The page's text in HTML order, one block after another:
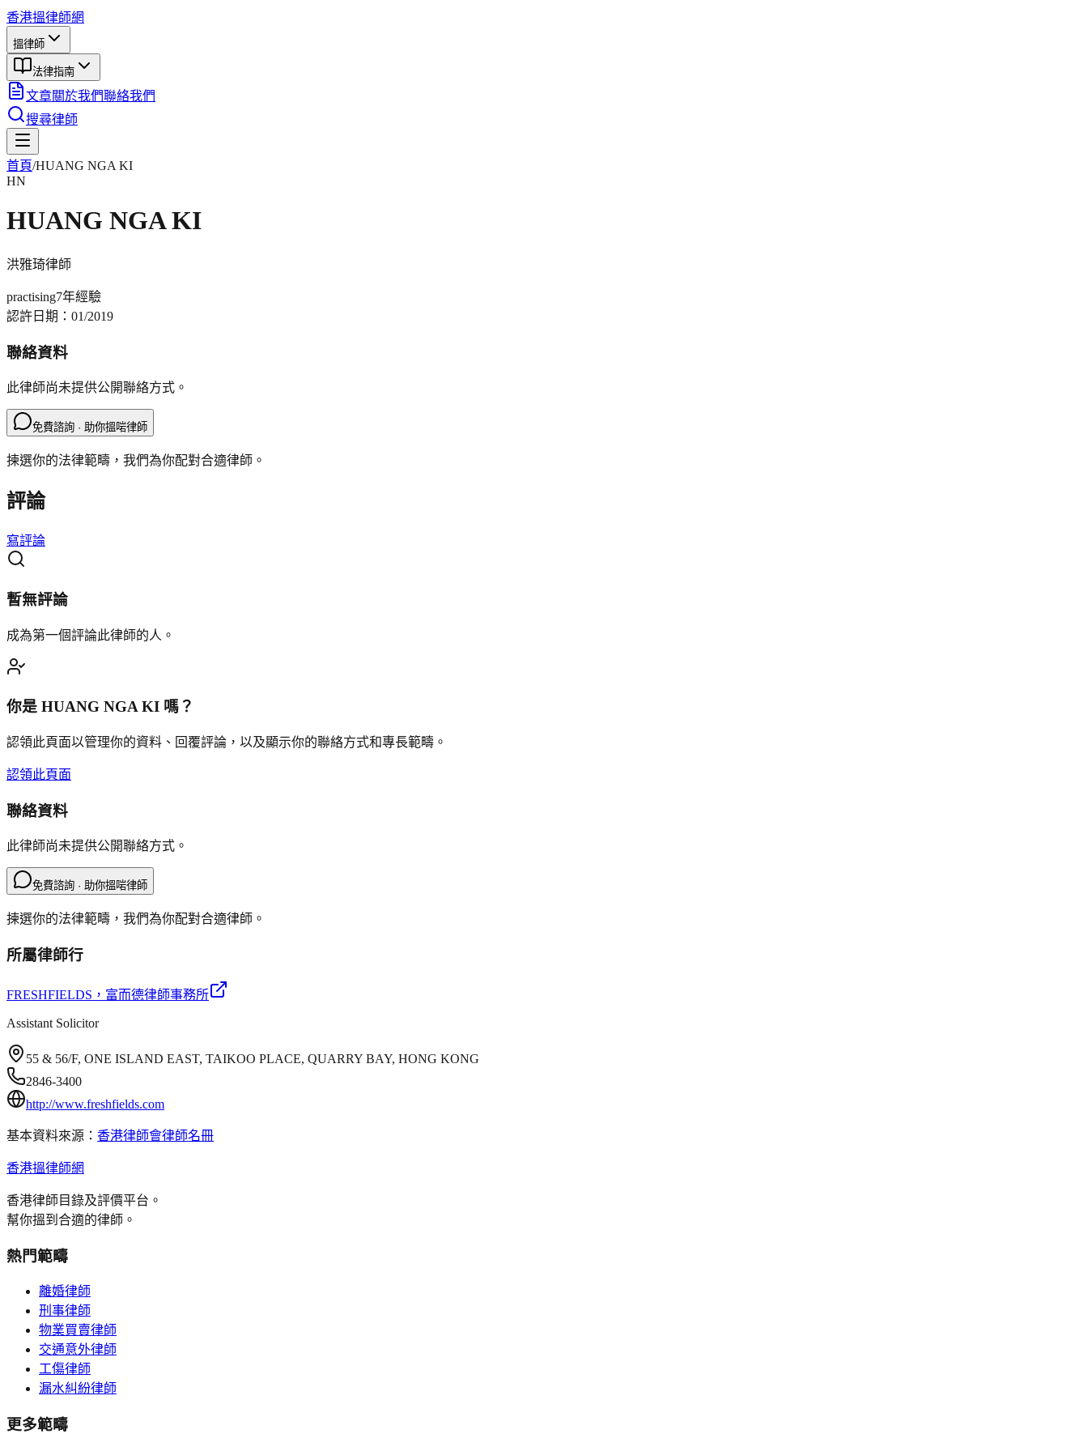
香港搵律師網
搵律師
法律指南
文章關於我們聯絡我們
搜尋律師
首頁/HUANG NGA KI
HN
HUANG NGA KI
洪雅琦律師
practising7年經驗
認許日期： 01/2019
聯絡資料
此律師尚未提供公開聯絡方式。
免費諮詢 · 助你搵啱律師
揀選你的法律範疇，我們為你配對合適律師。
評論
寫評論
暫無評論
成為第一個評論此律師的人。
你是 HUANG NGA KI 嗎？
認領此頁面以管理你的資料、回覆評論，以及顯示你的聯絡方式和專長範疇。
認領此頁面
聯絡資料
此律師尚未提供公開聯絡方式。
免費諮詢 · 助你搵啱律師
揀選你的法律範疇，我們為你配對合適律師。
所屬律師行
FRESHFIELDS ，富而德律師事務所
Assistant Solicitor
55 & 56/F, ONE ISLAND EAST, TAIKOO PLACE, QUARRY BAY, HONG KONG
2846-3400
http://www.freshfields.com
基本資料來源： 香港律師會律師名冊
香港搵律師網
香港律師目錄及評價平台。
幫你搵到合適的律師。
熱門範疇
離婚律師
刑事律師
物業買賣律師
交通意外律師
工傷律師
漏水糾紛律師
更多範疇